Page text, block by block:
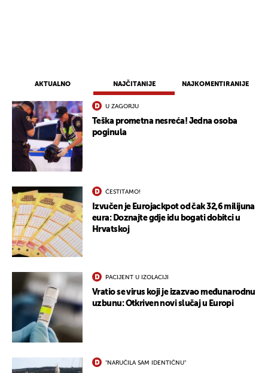
AKTUALNO NAJČITANIJE NAJKOMENTIRANIJE
U ZAGORJU
Teška prometna nesreća! Jedna osoba
poginula
ČESTITAMO!
Izvučen je Eurojackpot od čak 32,6 milijuna
eura: Doznajte gdje idu bogati dobitci u
Hrvatskoj
PACIJENT U IZOLACIJI
Vratio se virus koji je izazvao međunarodnu
uzbunu: Otkriven novi slučaj u Europi
"NARUČILA SAM IDENTIČNU"